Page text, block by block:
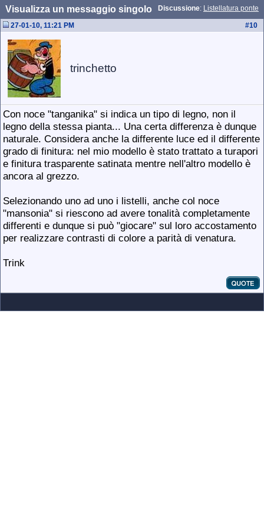
Discussione: Listellatura ponte
Visualizza un messaggio singolo
#10
27-01-10, 11:21 PM
trinchetto
Con noce "tanganika" si indica un tipo di legno, non il
legno della stessa pianta... Una certa differenza è dunque
naturale. Considera anche la differente luce ed il differente
grado di finitura: nel mio modello è stato trattato a turapori
e finitura trasparente satinata mentre nell'altro modello è
ancora al grezzo.
Selezionando uno ad uno i listelli, anche col noce
"mansonia" si riescono ad avere tonalità completamente
differenti e dunque si può "giocare" sul loro accostamento
per realizzare contrasti di colore a parità di venatura.
Trink